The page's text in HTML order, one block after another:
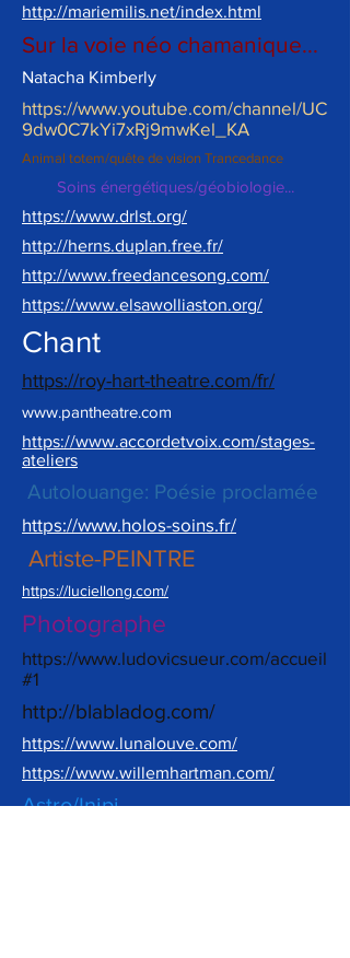
http://mariemilis.net/index.html
Sur la voie néo chamanique...
Natacha Kimberly
https://www.youtube.com/channel/UC
9dw0C7kYi7xRj9mwKel_KA
Animal totem/quête de vision Trancedance
Soins énergétiques/géobiologie...
https://www.drlst.org/
http://herns.duplan.free.fr/
http://www.freedancesong.com/
https://www.elsawolliaston.org/
Chant
https://roy-hart-theatre.com/fr/
www.pantheatre.com
https://www.accordetvoix.com/stages-
ateliers
Autolouange: Poésie proclamée
https://www.holos-soins.fr/
Artiste-PEINTRE
https://luciellong.com/
Photographe
https://www.ludovicsueur.com/accueil
#1
http://blabladog.com/
https://www.lunalouve.com/
https://www.willemhartman.com/
Astro/Inipi